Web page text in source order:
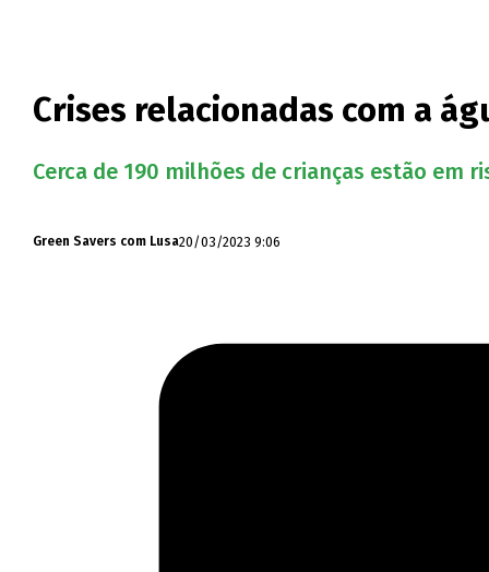
Crises relacionadas com a
Cerca de 190 milhões de crianças estão em
Green Savers com Lusa20/03/2023 9:06